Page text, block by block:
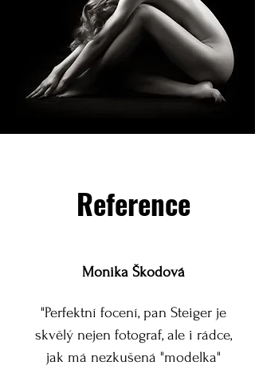
Reference
Monika Škodová
"Perfektní focení, pan Steiger je
skvělý nejen fotograf, ale i rádce,
jak má nezkušená "modelka"